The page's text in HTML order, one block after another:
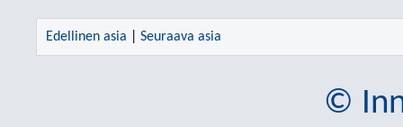
Edellinen asia Seuraava asia
©